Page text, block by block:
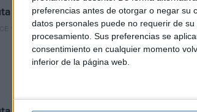
preferencias antes de otorgar o negar su
datos personales puede no requerir de
procesamiento. Sus preferencias se
consentimiento en cualquier momento
inferior de la página web.
es mucha Ceuta
17 MINUTOS